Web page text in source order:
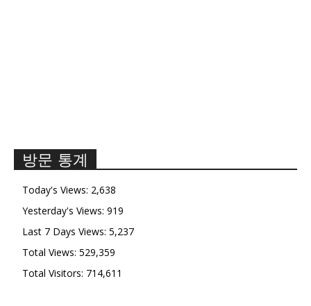
방문 통계
Today's Views: 2,638
Yesterday's Views: 919
Last 7 Days Views: 5,237
Total Views: 529,359
Total Visitors: 714,611